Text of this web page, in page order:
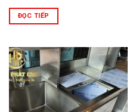
ĐỌC TIẾP